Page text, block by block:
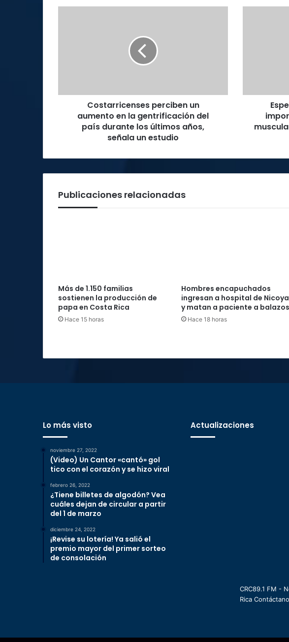
país
Costarricenses perciben un
aumento en la gentrificación del
país durante los últimos años,
señala un estudio
masa
Publicaciones relacionadas
Más de 1.150 familias
sostienen la producción de
papa en Costa Rica
Hace 15 horas
Hombres encapuchados
ingresan a hospital de Nicoya
y matan a paciente a balazos
Hace 18 horas
Lo más visto
noviembre 27, 2022
(Video) Un Cantor «cantó» gol
tico con el corazón y se hizo viral
febrero 26, 2022
¿Tiene billetes de algodón? Vea
cuáles dejan de circular a partir
del 1 de marzo
diciembre 24, 2022
¡Revise su lotería! Ya salió el
premio mayor del primer sorteo
de consolación
Actualizaciones
CRC89.1 FM -
Rica